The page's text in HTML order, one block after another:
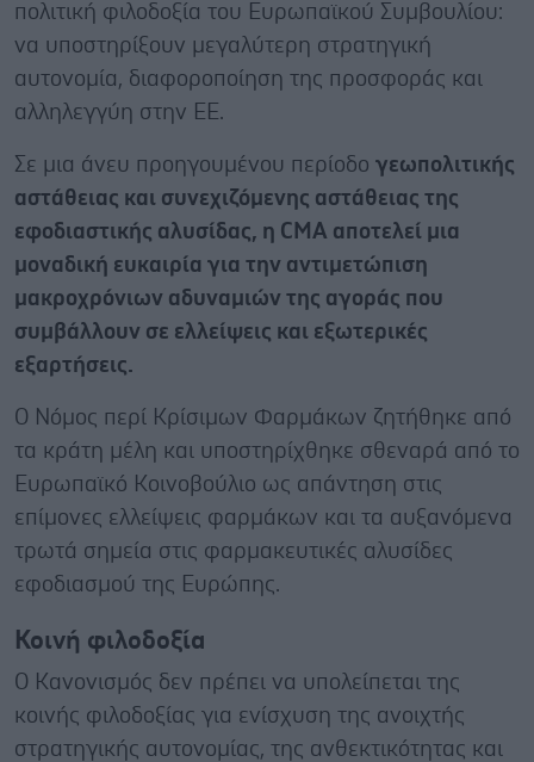
πολιτική φιλοδοξία του Ευρωπαϊκού Συμβουλίου:
να υποστηρίξουν μεγαλύτερη στρατηγική
αυτονομία, διαφοροποίηση της προσφοράς και
αλληλεγγύη στην ΕΕ.
Σε μια άνευ προηγουμένου περίοδο γεωπολιτικής
αστάθειας και συνεχιζόμενης αστάθειας της
εφοδιαστικής αλυσίδας, η CMA αποτελεί μια
μοναδική ευκαιρία για την αντιμετώπιση
μακροχρόνιων αδυναμιών της αγοράς που
συμβάλλουν σε ελλείψεις και εξωτερικές
εξαρτήσεις.
Ο Νόμος περί Κρίσιμων Φαρμάκων ζητήθηκε από
τα κράτη μέλη και υποστηρίχθηκε σθεναρά από το
Ευρωπαϊκό Κοινοβούλιο ως απάντηση στις
επίμονες ελλείψεις φαρμάκων και τα αυξανόμενα
τρωτά σημεία στις φαρμακευτικές αλυσίδες
εφοδιασμού της Ευρώπης.
Κοινή φιλοδοξία
Ο Κανονισμός δεν πρέπει να υπολείπεται της
κοινής φιλοδοξίας για ενίσχυση της ανοιχτής
στρατηγικής αυτονομίας, της ανθεκτικότητας και